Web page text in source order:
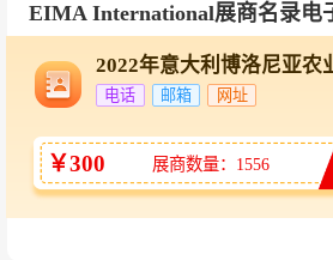
EIMA International展商名录电
电话 邮箱 网址
￥300 展商数量：1556